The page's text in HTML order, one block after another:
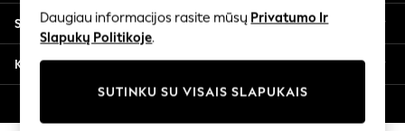
Sweatshirts & Jumpers
Coats & Jackets
Underwear
Multipacks
All Boys Sport & Swimwear
Skyriai
Kitos paslaugos
Daugiau informacijos rasite mūsų Privatumo Ir
Slapukų Politikoje.
SUTINKU SU VISAIS SLAPUKAIS